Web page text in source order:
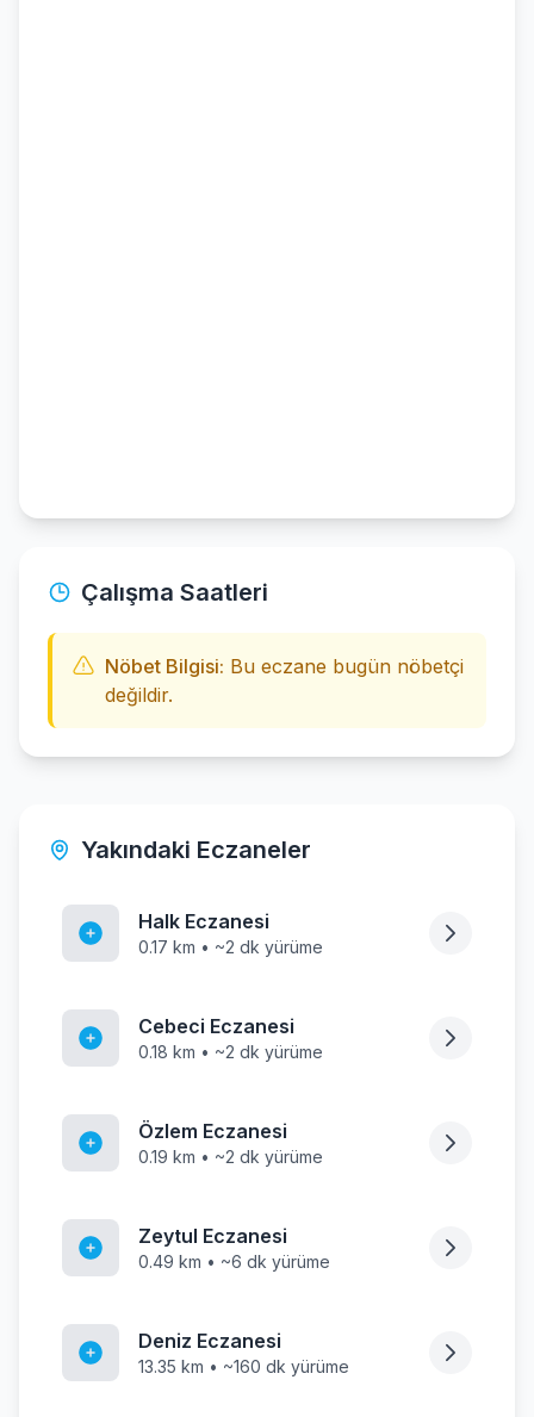
Çalışma Saatleri
Nöbet Bilgisi: Bu eczane bugün nöbetçi
değildir.
Yakındaki Eczaneler
Halk Eczanesi
0.17 km • ~2 dk yürüme
Cebeci Eczanesi
0.18 km • ~2 dk yürüme
Özlem Eczanesi
0.19 km • ~2 dk yürüme
Zeytul Eczanesi
0.49 km • ~6 dk yürüme
Deniz Eczanesi
13.35 km • ~160 dk yürüme